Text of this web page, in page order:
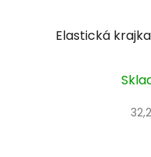
Elastická